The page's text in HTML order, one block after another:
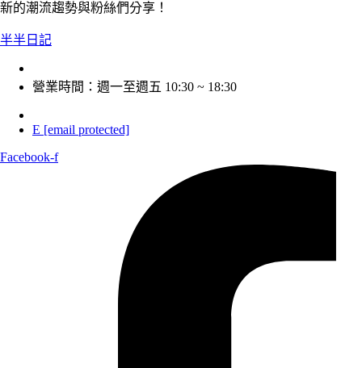
新的潮流趨勢與粉絲們分享！
半半日記
營業時間：週一至週五 10:30 ~ 18:30
E [email protected]
Facebook-f